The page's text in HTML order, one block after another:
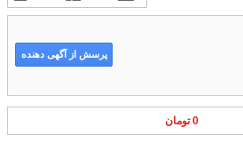
پرسش از آگهی دهنده
0 تومان